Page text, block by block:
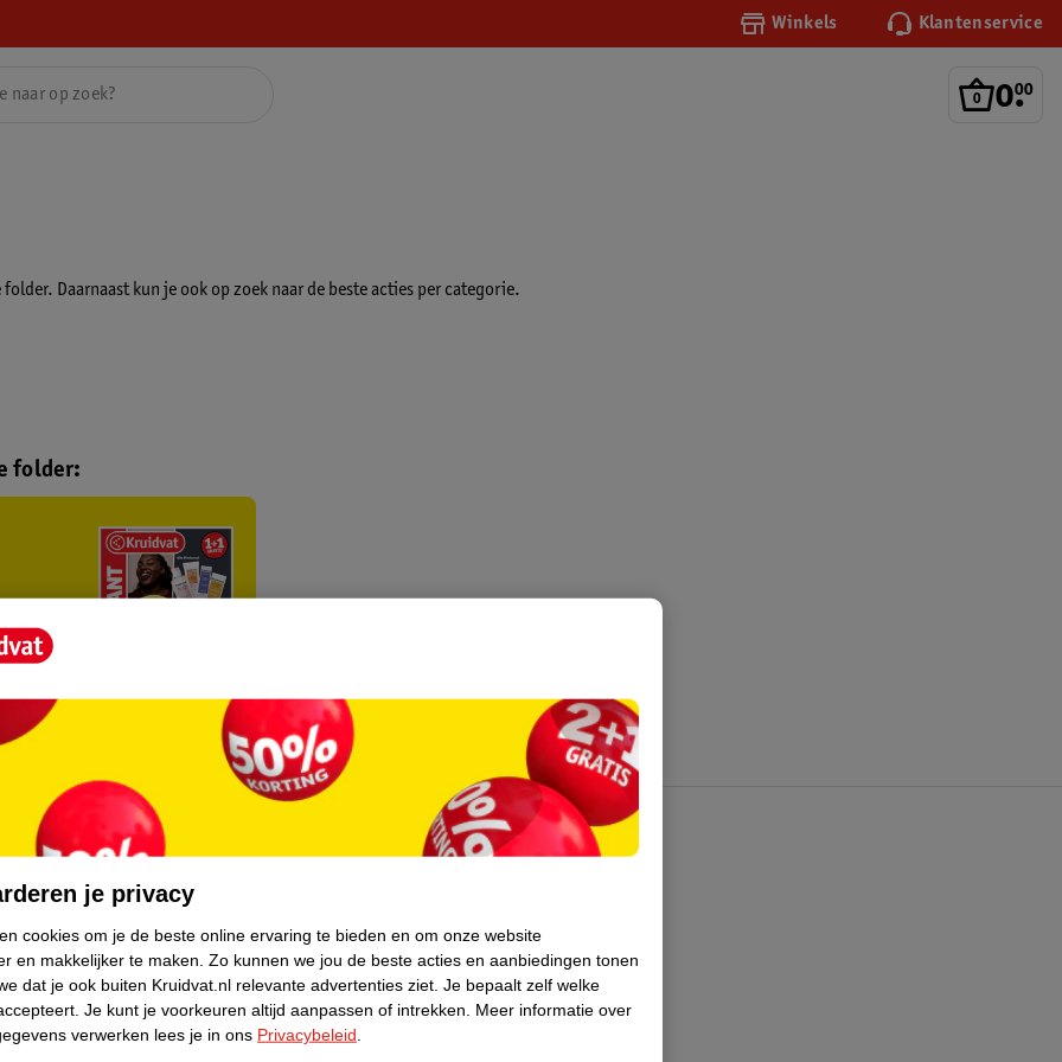
Winkels Klantenservice
0.
00
Daarnaast kun je ook op zoek naar de beste acties per categorie.
folder:
Over Kruidvat
Pers
Winkelformule
Bedrijfsgegevens
je privacy
cookies om je de beste online ervaring te bieden en om onze website
en makkelijker te maken. Zo kunnen we jou de beste acties en aanbiedingen tonen
dat je ook buiten Kruidvat.nl relevante advertenties ziet. Je bepaalt zelf welke
Je kunt je voorkeuren altijd aanpassen of intrekken.
Meer informatie over
verwerken lees je in ons Privacybeleid